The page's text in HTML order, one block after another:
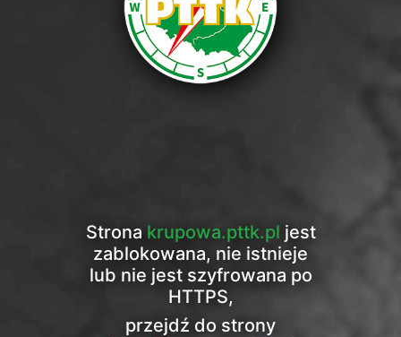
Strona krupowa.pttk.pl jest
zablokowana, nie istnieje
lub nie jest szyfrowana po
HTTPS,
przejdź do strony